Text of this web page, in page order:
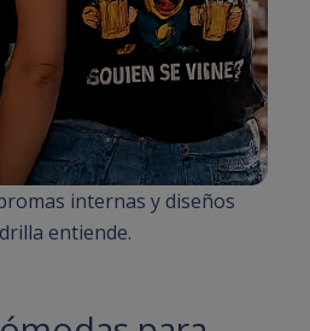
internas y diseños
entiende.